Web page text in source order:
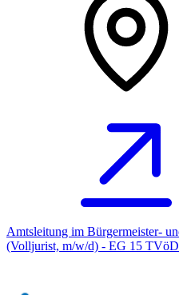
Amtsleitung im Bürgermeister-
(Volljurist, m/w/d) - EG 15